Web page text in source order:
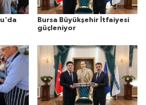
Bursa Büyükşehir İtfaiyesi
güçleniyor